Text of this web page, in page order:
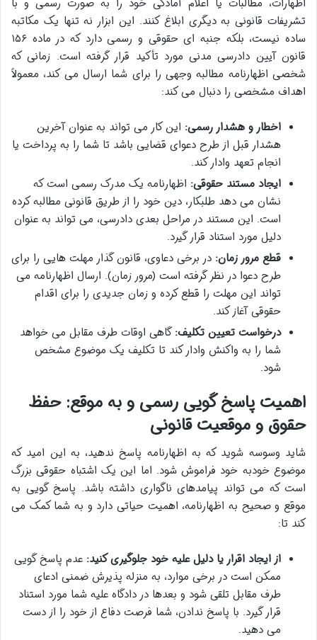
اظهارات، مطالبات یا اعلام آمادگی خود را به صورت رسمی و با
تشریفات قانونی به دیگری ابلاغ کنند. این ابزار نه تنها یک مکاتبه
ساده نیست، بلکه جنبه ای حقوقی و رسمی دارد که در ماده ۱۵۶
قانون آیین دادرسی مدنی مورد تأکید قرار گرفته است. زمانی که
شخصی اظهارنامه مطالبه وجهی را برای شما ارسال می کند، معمولاً
اهداف مشخصی را دنبال می کند:
اخطار و هشدار رسمی: این کار می تواند به عنوان آخرین
هشدار قبل از طرح دعوای قضایی باشد تا شما را به پرداخت یا
انجام تعهد وادار کند.
ایجاد مستند حقوقی: اظهارنامه یک مدرک رسمی است که
نشان می دهد طلبکار، دین خود را از طریق قانونی مطالبه کرده
است. این مستند در مراحل بعدی دادرسی، می تواند به عنوان
دلیل مورد استناد قرار گیرد.
قطع مرور زمان: در برخی دعاوی، قانون گذار مهلت هایی را برای
طرح دعوا در نظر گرفته است (مرور زمان). ارسال اظهارنامه می
تواند این مهلت را قطع کرده و زمان جدیدی را برای اقدام
حقوقی آغاز کند.
درخواست تعیین تکلیف:گاهی اوقات طرف مقابل می خواهد
شما را به واکنش وادار کند تا تکلیف یک موضوع مشخص
شود.
اهمیت پاسخ گویی رسمی و به موقع: حفظ
حقوق و موقعیت قانونی
شاید وسوسه شوید که به اظهارنامه پاسخ ندهید، به این امید که
موضوع خودبه خود فراموش شود. اما این یک اشتباه حقوقی بزرگ
است که می تواند پیامدهای ناگواری داشته باشد. پاسخ گویی به
موقع و صحیح به اظهارنامه، اهمیت حیاتی دارد و به شما کمک می
کند تا:
از ایجاد اقرار یا دلیل علیه خود جلوگیری کنید: عدم پاسخ گویی
ممکن است در برخی موارد، به منزله پذیرش ضمنی ادعای
طرف مقابل تلقی شود و بعدها در دادگاه علیه شما مورد استناد
قرار گیرد. با پاسخ ندادن، شما فرصت دفاع از خود را از دست
می دهید.